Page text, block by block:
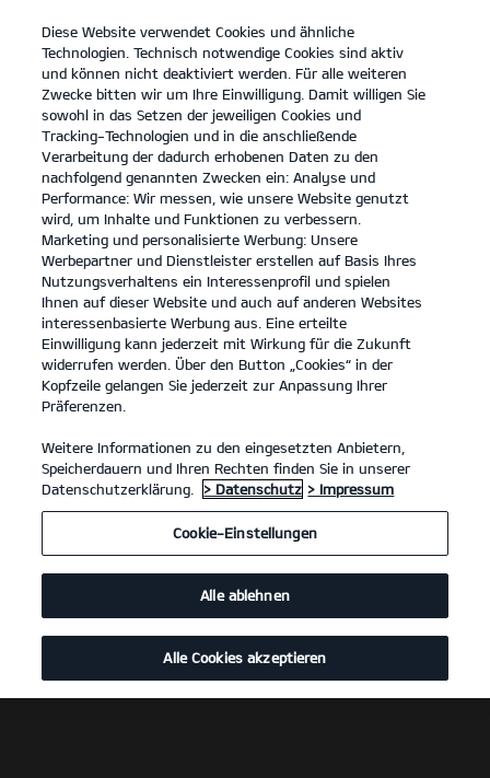
open
menu
KONTAKT
Der EV6
... ... DER EV6
Der Kia EV6.
Inspiration für deine Sinne.
Diese Website verwendet Cookies und ähnliche
Technologien. Technisch notwendige Cookies sind aktiv
und können nicht deaktiviert werden. Für alle weiteren
Zwecke bitten wir um Ihre Einwilligung. Damit willigen Sie
sowohl in das Setzen der jeweiligen Cookies und
Tracking-Technologien und in die anschließende
Verarbeitung der dadurch erhobenen Daten zu den
nachfolgend genannten Zwecken ein: Analyse und
Performance: Wir messen, wie unsere Website genutzt
wird, um Inhalte und Funktionen zu verbessern.
Marketing und personalisierte Werbung: Unsere
Werbepartner und Dienstleister erstellen auf Basis Ihres
Nutzungsverhaltens ein Interessenprofil und spielen
Ihnen auf dieser Website und auch auf anderen Websites
interessenbasierte Werbung aus. Eine erteilte
Einwilligung kann jederzeit mit Wirkung für die Zukunft
widerrufen werden. Über den Button „Cookies“ in der
Kopfzeile gelangen Sie jederzeit zur Anpassung Ihrer
Präferenzen.
Weitere Informationen zu den eingesetzten Anbietern,
Speicherdauern und Ihren Rechten finden Sie in unserer
Datenschutzerklärung.
> Datenschutz > Impressum
Cookie-Einstellungen
Alle ablehnen
Alle Cookies akzeptieren